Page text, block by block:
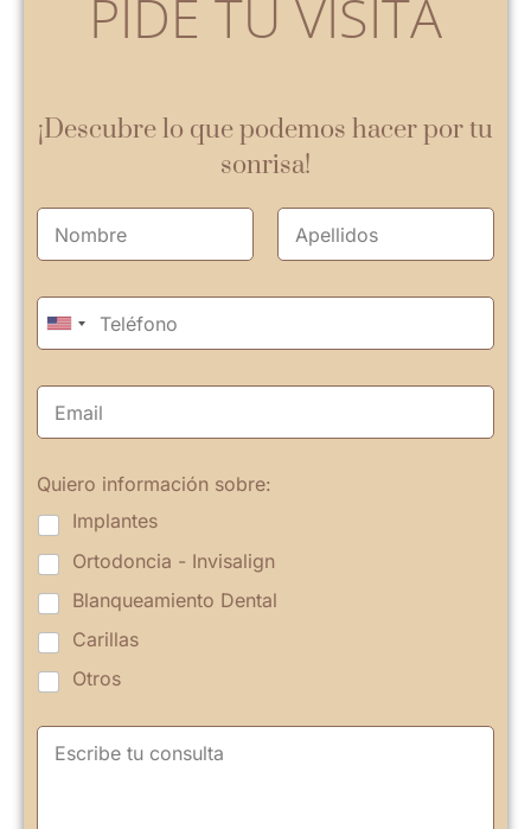
PIDE TU VISITA
¡Descubre lo que podemos hacer por tu
sonrisa!
Quiero información sobre:
Implantes
Ortodoncia - Invisalign
Blanqueamiento Dental
Carillas
Otros